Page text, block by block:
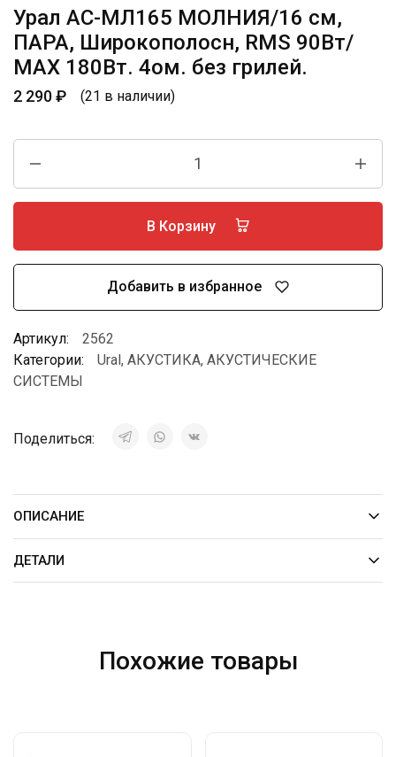
Урал АС-МЛ165 МОЛНИЯ/16 см,
ПАРА, Широкополосн, RMS 90Вт/
МАХ 180Вт. 4ом. без грилей.
2 290₽ (21 в наличии)
В Корзину
Добавить в избранное
Артикул:
2562
Категории:
Ural, АКУСТИКА, АКУСТИЧЕСКИЕ
СИСТЕМЫ
Поделиться:
ОПИСАНИЕ
ДЕТАЛИ
Похожие товары